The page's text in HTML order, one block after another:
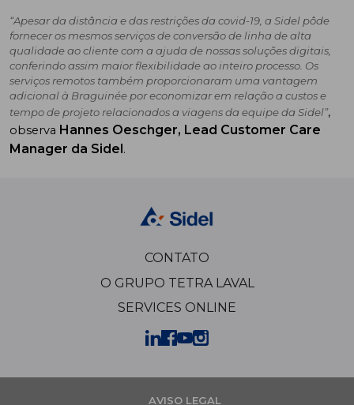
“Apesar da distância e das restrições da covid-19, a Sidel pôde
fornecer os mesmos serviços de conversão de linha de alta
qualidade ao cliente com a ajuda de nossas soluções digitais,
conferindo assim maior flexibilidade ao inteiro processo. Os
serviços remotos também proporcionaram uma vantagem
adicional à Braguinée por economizar em relação a custos e
tempo de projeto relacionados a viagens da equipe da Sidel”,
observa Hannes Oeschger, Lead Customer Care
Manager da Sidel.
CONTATO
O GRUPO TETRA LAVAL
SERVICES ONLINE
AVISO LEGAL